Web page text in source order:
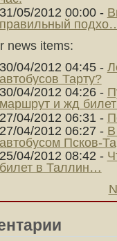
31/05/2012 00:00-
правильный
news items:
30/04/2012 04:45-
автобусов Тарту?
30/04/2012 04:26-
маршрут и жд
27/04/2012 06:31 -
27/04/2012 06:27 -
автобусом Псков-
25/04/2012 08:42 -
билет в Таллин…